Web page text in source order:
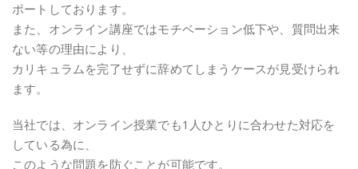
ポートしております。
また、オンライン講座ではモチベーション低下や、質問出来
ない等の理由により、
カリキュラムを完了せずに辞めてしまうケースが見受けられ
ます。
当社では、オンライン授業でも1人ひとりに合わせた対応を
している為に、
このような問題を防ぐことが可能です。